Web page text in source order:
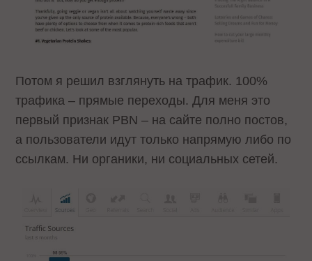
Потом я решил взглянуть на трафик. 100%
трафика – прямые переходы. Для меня это
первый признак PBN – на сайте полно постов,
а пользователи идут только напрямую либо по
ссылкам. Ни органики, ни социальных сетей.